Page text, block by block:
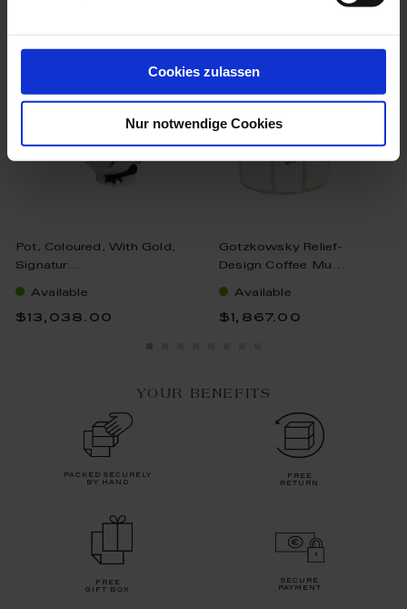
Cookies zulassen
Nur notwendige Cookies
we think you’ll like these
Pot, Coloured, With Gold,
Signatur...
Available
$13,038.00
Gotzkowsky Relief-
Design Coffee Mu...
Available
$1,867.00
YOUR BENEFITS
packed securely
by hand
free
return
free
gift box
secure
payment